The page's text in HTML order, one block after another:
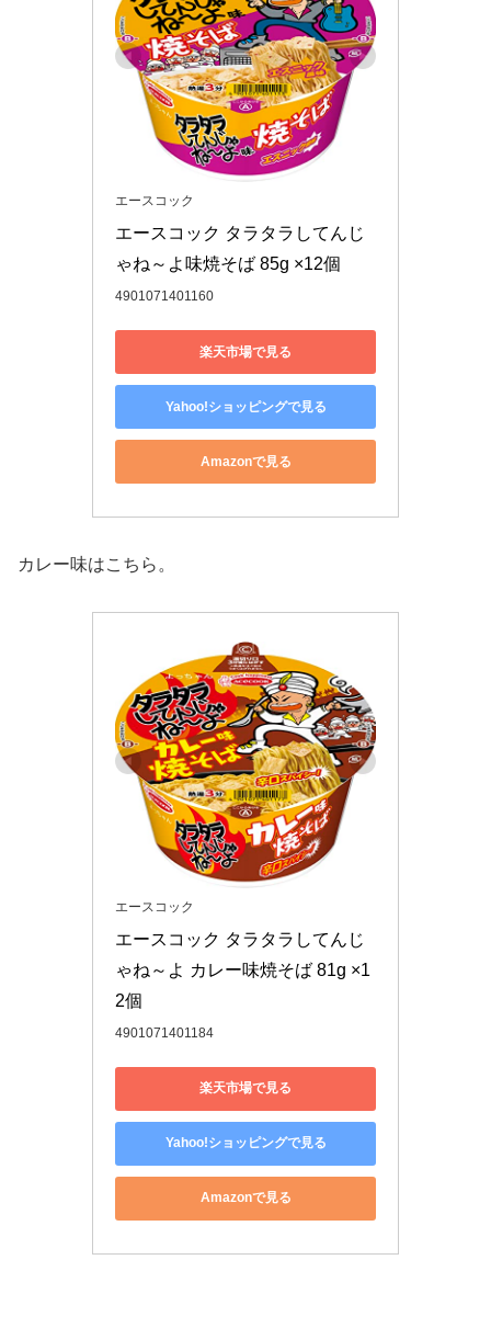
エースコック
エースコック タラタラしてんじ
ゃね～よ味焼そば 85g ×12個
4901071401160
楽天市場で見る
Yahoo!ショッピングで見る
Amazonで見る
カレー味はこちら。
エースコック
エースコック タラタラしてんじ
ゃね～よ カレー味焼そば 81g ×1
2個
4901071401184
楽天市場で見る
Yahoo!ショッピングで見る
Amazonで見る